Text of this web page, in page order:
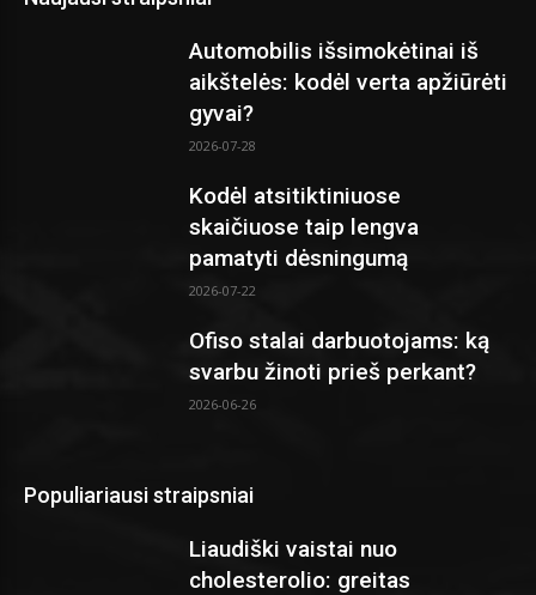
Automobilis išsimokėtinai iš
aikštelės: kodėl verta apžiūrėti
gyvai?
2026-07-28
Kodėl atsitiktiniuose
skaičiuose taip lengva
pamatyti dėsningumą
2026-07-22
Ofiso stalai darbuotojams: ką
svarbu žinoti prieš perkant?
2026-06-26
Populiariausi straipsniai
Liaudiški vaistai nuo
cholesterolio: greitas